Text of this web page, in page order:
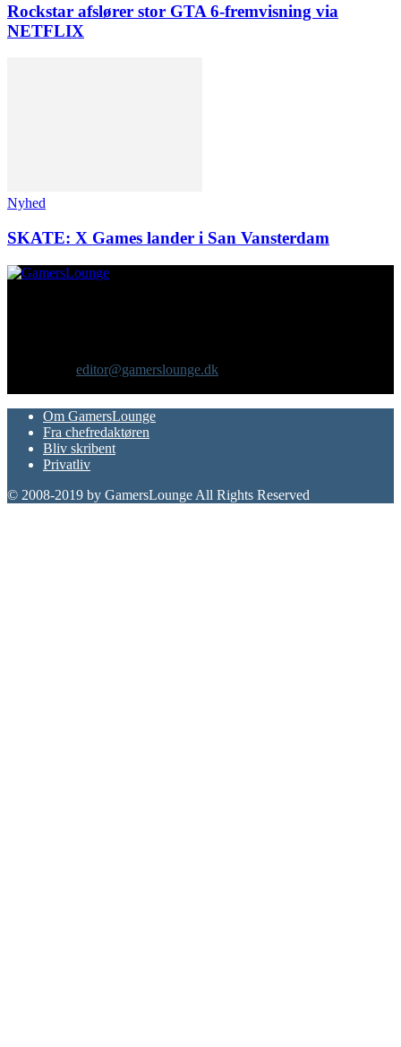
Rockstar afslører stor GTA 6-fremvisning via
NETFLIX
Nyhed
SKATE: X Games lander i San Vansterdam
editor@gamerslounge.dk
Om GamersLounge
Fra chefredaktøren
Bliv skribent
Privatliv
© 2008-2019 by GamersLounge All Rights Reserved